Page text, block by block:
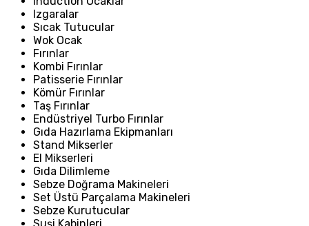
Izgaralar
Sıcak Tutucular
Wok Ocak
Fırınlar
Kombi Fırınlar
Patisserie Fırınlar
Kömür Fırınlar
Taş Fırınlar
Endüstriyel Turbo Fırınlar
Gıda Hazırlama Ekipmanları
Stand Mikserler
El Mikserleri
Gıda Dilimleme
Sebze Doğrama Makineleri
Set Üstü Parçalama Makineleri
Sebze Kurutucular
Suşi Kabinleri